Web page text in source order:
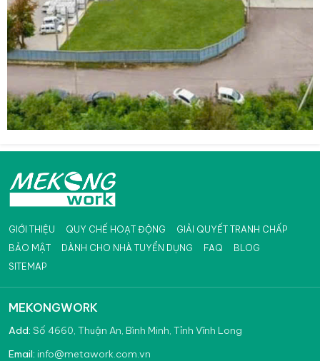
GIỚI THIỆU QUY CHẾ HOẠT ĐỘNG
GIẢI QUYẾT TRANH CHẤP
BẢO MẬT
DÀNH CHO NHÀ TUYỂN DỤNG FAQ
BLOG
SITEMAP
MEKONGWORK
Add: Số 4660, Thuận An, Bình Minh, Tỉnh Vĩnh Long
Email: info@metawork.com.vn